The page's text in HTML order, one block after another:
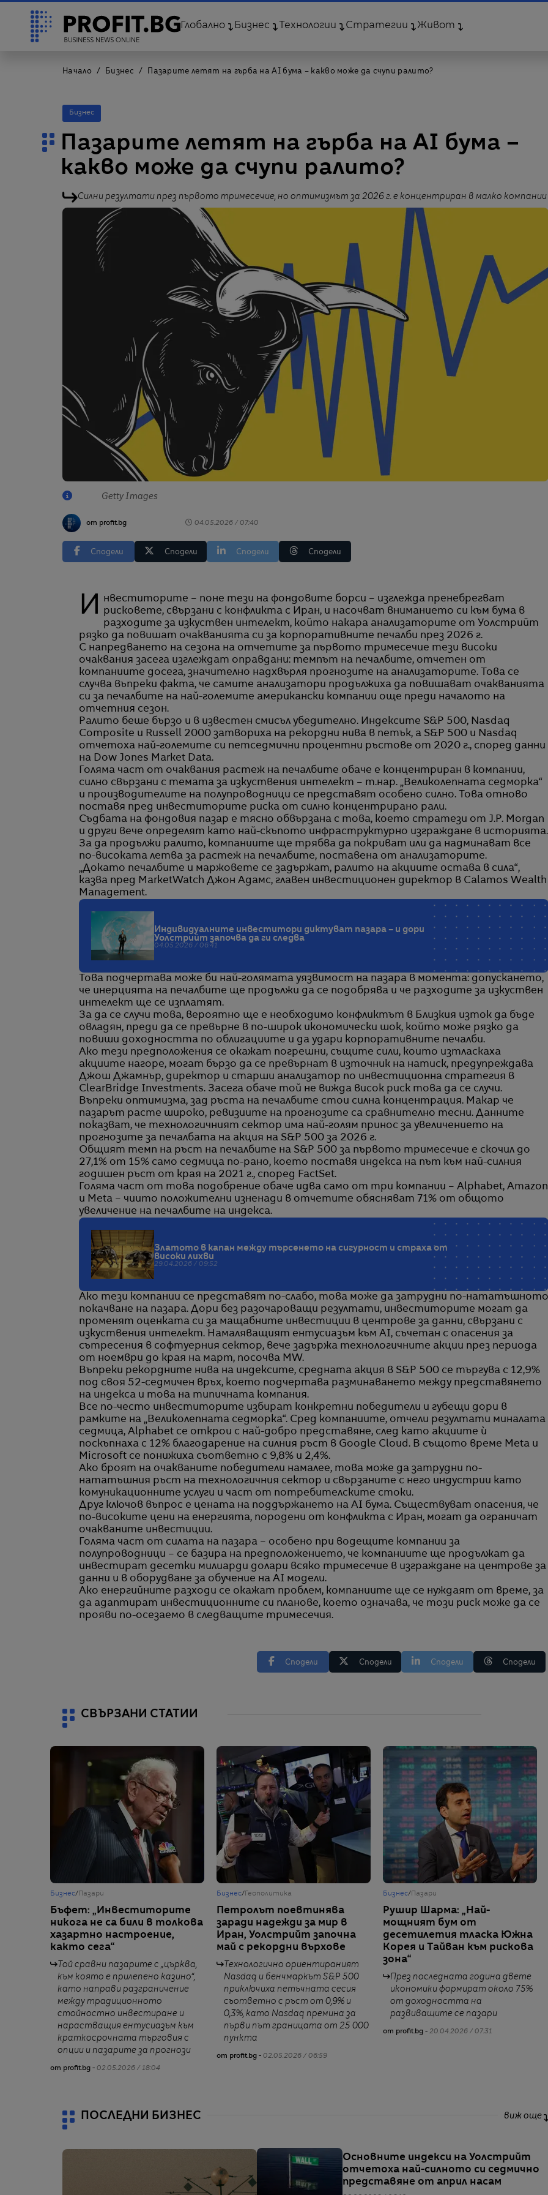
Глобално Бизнес Технологии Стратегии Живот
Начало Бизнес Пазарите летят на гърба на AI бума – какво може да счупи ралито?
Бизнес
Пазарите летят на гърба на AI бума –
какво може да счупи ралито?
Силни резултати през първото тримесечие, но оптимизмът за 2026 г. е концентриран в малко компании
Getty Images
от profit.bg 04.05.2026 / 07:40
Сподели Сподели Сподели Сподели
Инвеститорите – поне тези на фондовите борси – изглежда пренебрегват
рисковете, свързани с конфликта с Иран, и насочват вниманието си към бума в
разходите за изкуствен интелект, който накара анализаторите от Уолстрийт
рязко да повишат очакванията си за корпоративните печалби през 2026 г.
С напредването на сезона на отчетите за първото тримесечие тези високи
очаквания засега изглеждат оправдани: темпът на печалбите, отчетен от
компаниите досега, значително надхвърля прогнозите на анализаторите. Това се
случва въпреки факта, че самите анализатори продължиха да повишават очакванията
си за печалбите на най-големите американски компании още преди началото на
отчетния сезон.
Ралито беше бързо и в известен смисъл убедително. Индексите S&P 500, Nasdaq
Composite и Russell 2000 затвориха на рекордни нива в петък, а S&P 500 и Nasdaq
отчетоха най-големите си петседмични процентни ръстове от 2020 г., според данни
на Dow Jones Market Data.
Голяма част от очаквания растеж на печалбите обаче е концентриран в компании,
силно свързани с темата за изкуствения интелект – т.нар. „Великолепната седморка“
и производителите на полупроводници се представят особено силно. Това отново
поставя пред инвеститорите риска от силно концентрирано рали.
Съдбата на фондовия пазар е тясно обвързана с това, което стратези от J.P. Morgan
и други вече определят като най-скъпото инфраструктурно изграждане в историята.
За да продължи ралито, компаниите ще трябва да покриват или да надминават все
по-високата летва за растеж на печалбите, поставена от анализаторите.
„Докато печалбите и маржовете се задържат, ралито на акциите остава в сила“,
казва пред MarketWatch Джон Адамс, главен инвестиционен директор в Calamos Wealth
Management.
Индивидуалните инвеститори диктуват пазара – и дори
Уолстрийт започва да ги следва
04.05.2026 / 06:41
Това подчертава може би най-голямата уязвимост на пазара в момента: допускането,
че инерцията на печалбите ще продължи да се подобрява и че разходите за изкуствен
интелект ще се изплатят.
За да се случи това, вероятно ще е необходимо конфликтът в Близкия изток да бъде
овладян, преди да се превърне в по-широк икономически шок, който може рязко да
повиши доходността по облигациите и да удари корпоративните печалби.
Ако тези предположения се окажат погрешни, същите сили, които изтласкаха
акциите нагоре, могат бързо да се превърнат в източник на натиск, предупреждава
Джош Джамнър, директор и старши анализатор по инвестиционна стратегия в
ClearBridge Investments. Засега обаче той не вижда висок риск това да се случи.
Въпреки оптимизма, зад ръста на печалбите стои силна концентрация. Макар че
пазарът расте широко, ревизиите на прогнозите са сравнително тесни. Данните
показват, че технологичният сектор има най-голям принос за увеличението на
прогнозите за печалбата на акция на S&P 500 за 2026 г.
Общият темп на ръст на печалбите на S&P 500 за първото тримесечие е скочил до
27,1% от 15% само седмица по-рано, което поставя индекса на път към най-силния
годишен ръст от края на 2021 г., според FactSet.
Голяма част от това подобрение обаче идва само от три компании – Alphabet, Amazon
и Meta – чиито положителни изненади в отчетите обясняват 71% от общото
увеличение на печалбите на индекса.
Златото в капан между търсенето на сигурност и страха от
високи лихви
29.04.2026 / 09:52
Ако тези компании се представят по-слабо, това може да затрудни по-нататъшното
покачване на пазара. Дори без разочароващи резултати, инвеститорите могат да
променят оценката си за мащабните инвестиции в центрове за данни, свързани с
изкуствения интелект. Намаляващият ентусиазъм към AI, съчетан с опасения за
сътресения в софтуерния сектор, вече задържа технологичните акции през периода
от ноември до края на март, посочва MW.
Въпреки рекордните нива на индексите, средната акция в S&P 500 се търгува с 12,9%
под своя 52-седмичен връх, което подчертава разминаването между представянето
на индекса и това на типичната компания.
Все по-често инвеститорите избират конкретни победители и губещи дори в
рамките на „Великолепната седморка“. Сред компаниите, отчели резултати миналата
седмица, Alphabet се открои с най-добро представяне, след като акциите ѝ
поскъпнаха с 12% благодарение на силния ръст в Google Cloud. В същото време Meta и
Microsoft се понижиха съответно с 9,8% и 2,4%.
Ако броят на очакваните победители намалее, това може да затрудни по-
нататъшния ръст на технологичния сектор и свързаните с него индустрии като
комуникационните услуги и част от потребителските стоки.
Друг ключов въпрос е цената на поддържането на AI бума. Съществуват опасения, че
по-високите цени на енергията, породени от конфликта с Иран, могат да ограничат
очакваните инвестиции.
Голяма част от силата на пазара – особено при водещите компании за
полупроводници – се базира на предположението, че компаниите ще продължат да
инвестират десетки милиарди долари всяко тримесечие в изграждане на центрове за
данни и в оборудване за обучение на AI модели.
Ако енергийните разходи се окажат проблем, компаниите ще се нуждаят от време, за
да адаптират инвестиционните си планове, което означава, че този риск може да се
прояви по-осезаемо в следващите тримесечия.
Сподели Сподели Сподели Сподели
СВЪРЗАНИ СТАТИИ
Бизнес/Пазари
Бъфет: „Инвеститорите
никога не са били в толкова
хазартно настроение,
както сега“
Той сравни пазарите с „църква,
към която е прилепено казино“,
като направи разграничение
между традиционното
стойностно инвестиране и
нарастващия ентусиазъм към
краткосрочната търговия с
опции и пазарите за прогнози
от profit.bg - 02.05.2026 / 18:04
Бизнес/Геополитика
Петролът поевтинява
заради надежди за мир в
Иран, Уолстрийт започна
май с рекордни върхове
Технологично ориентираният
Nasdaq и бенчмаркът S&P 500
приключиха петъчната сесия
съответно с ръст от 0,9% и
0,3%, като Nasdaq премина за
първи път границата от 25 000
пункта
от profit.bg - 02.05.2026 / 06:59
Бизнес/Пазари
Рушир Шарма: „Най-
мощният бум от
десетилетия тласка Южна
Корея и Тайван към рискова
зона“
През последната година двете
икономики формират около 75%
от доходността на
развиващите се пазари
от profit.bg - 20.04.2026 / 07:31
ПОСЛЕДНИ БИЗНЕС виж още
Основните индекси на Уолстрийт
отчетоха най-силното си седмично
представяне от април насам